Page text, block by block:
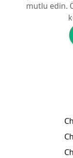
mutlu edin.